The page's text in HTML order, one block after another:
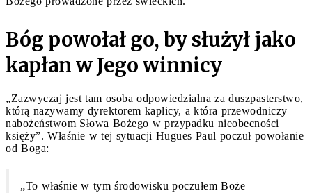
Bóg powołał go, by służył jako
kapłan w Jego winnicy
„Zazwyczaj jest tam osoba odpowiedzialna za duszpasterstwo,
którą nazywamy dyrektorem kaplicy, a która przewodniczy
nabożeństwom Słowa Bożego w przypadku nieobecności
księży”. Właśnie w tej sytuacji Hugues Paul poczuł powołanie
od Boga:
„To właśnie w tym środowisku poczułem Boże